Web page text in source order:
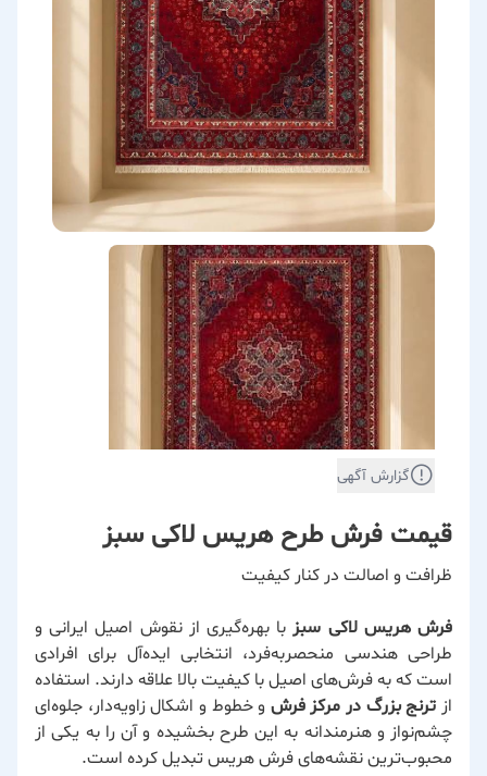
گزارش آگهی
قیمت فرش طرح هریس لاکی سبز
ظرافت و اصالت در کنار کیفیت
فرش هریس لاکی سبزبا بهره‌گیری از نقوش اصیل ایرانی و
طراحی هندسی منحصربه‌فرد، انتخابی ایده‌آل برای افرادی
است که به فرش‌های اصیل با کیفیت بالا علاقه دارند. استفاده
از ترنج بزرگ در مرکز فرش و خطوط و اشکال زاویه‌دار، جلوه‌ای
چشم‌نواز و هنرمندانه به این طرح بخشیده و آن را به یکی از
محبوب‌ترین نقشه‌های فرش هریس تبدیل کرده است.